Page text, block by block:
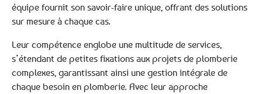
équipe fournit son savoir-faire unique, offrant des solutions
sur mesure à chaque cas.
Leur compétence englobe une multitude de services,
s’étendant de petites fixations aux projets de plomberie
complexes, garantissant ainsi une gestion intégrale de
chaque besoin en plomberie. Avec leur approche